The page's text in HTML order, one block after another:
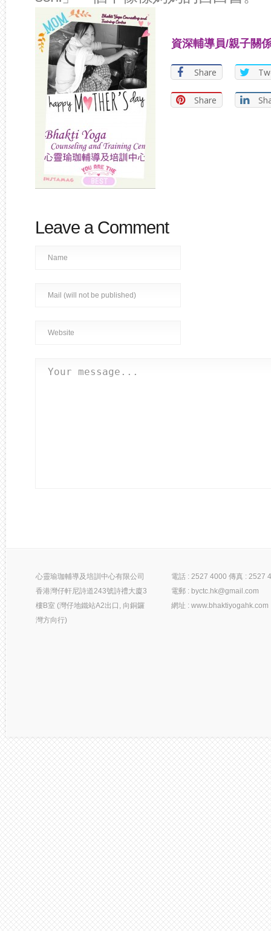
資深輔導員/親子關
Share
Share
Leave a Comment
心靈瑜珈輔導及培訓中心有限公司
香港灣仔軒尼詩道243號詩禮大廈3
樓B室 (灣仔地鐵站A2出口, 向銅鑼
灣方向行)
電話 : 2527 4000 傳真 : 2527
電郵 : byctc.hk@gmail.com
網址 : www.bhaktiyogahk.com